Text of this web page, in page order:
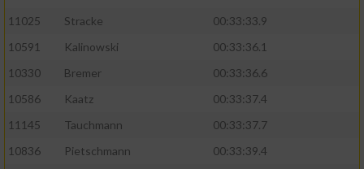
11025
Stracke
00:33:33.9
10591
Kalinowski
00:33:36.1
10330
Bremer
00:33:36.6
10586
Kaatz
00:33:37.4
11145
Tauchmann
00:33:37.7
10836
Pietschmann
00:33:39.4